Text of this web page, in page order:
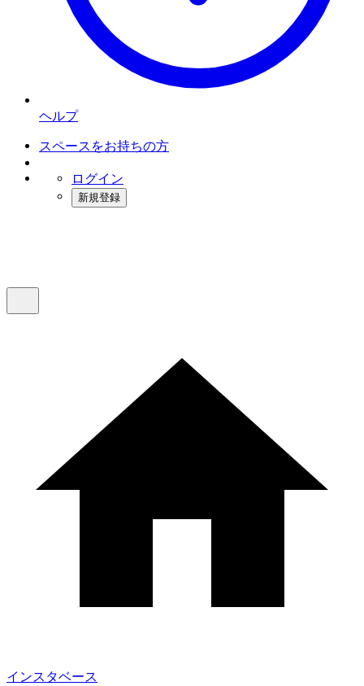
ヘルプ
スペースをお持ちの方
ログイン
新規登録
インスタベース